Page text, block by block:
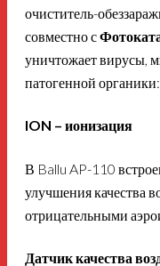
очиститель-
совместно с
уничтожает вирусы,
патогенной
ION – ионизация
В Ballu AP-110
улучшения качества
отрицательными
Датчик качества